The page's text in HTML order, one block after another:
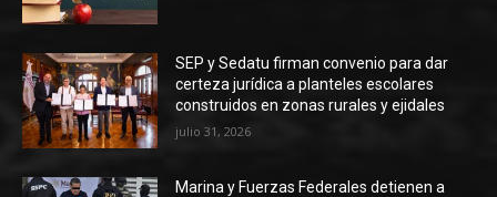
SEP y Sedatu firman convenio para dar
certeza jurídica a planteles escolares
construidos en zonas rurales y ejidales
julio 31, 2026
Marina y Fuerzas Federales detienen a